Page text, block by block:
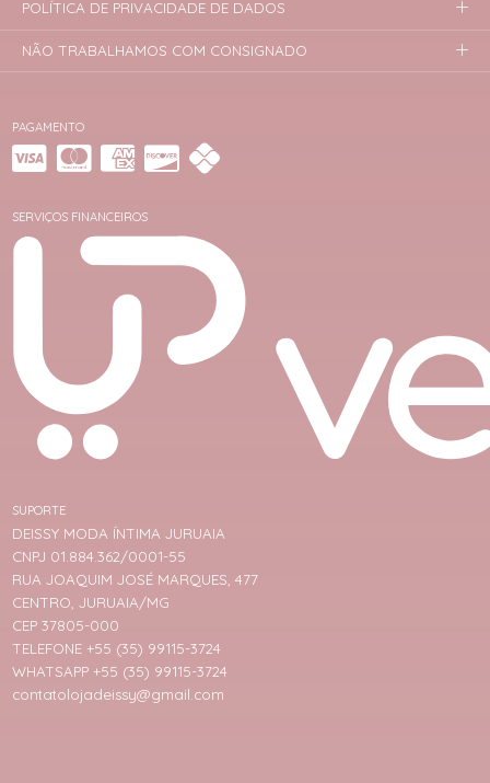
PAGAMENTO
SERVIÇOS FINANCEIROS
SUPORTE
DEISSY MODA ÍNTIMA JURUAIA
CNPJ 01.884.362/0001-55
RUA JOAQUIM JOSÉ MARQUES, 477
CENTRO, JURUAIA/MG
CEP 37805-000
TELEFONE +55 (35) 99115-3724
WHATSAPP +55 (35) 99115-3724
contatolojadeissy@gmail.com
POLÍTICA DE PRIVACIDADE DE DADOS
NÃO TRABALHAMOS COM CONSIGNADO